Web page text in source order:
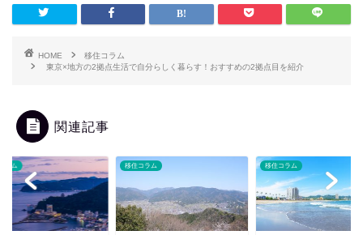
HOME
移住コラム
東京×地方の2拠点生活で自分らしく暮らす！おすすめの2拠点目を紹介
関連記事
ラム 移住コラム 移住コラム